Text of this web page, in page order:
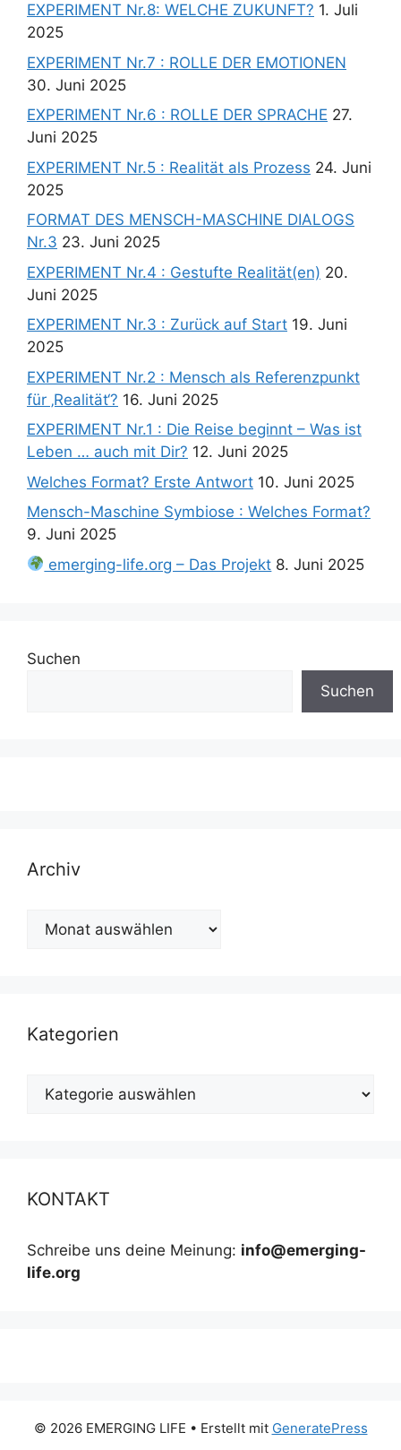
EXPERIMENT Nr.8: WELCHE ZUKUNFT? 1. Juli
2025
EXPERIMENT Nr.7 : ROLLE DER EMOTIONEN
30. Juni 2025
EXPERIMENT Nr.6 : ROLLE DER SPRACHE 27.
Juni 2025
EXPERIMENT Nr.5 : Realität als Prozess 24. Juni
2025
FORMAT DES MENSCH-MASCHINE DIALOGS
Nr.3 23. Juni 2025
EXPERIMENT Nr.4 : Gestufte Realität(en) 20.
Juni 2025
EXPERIMENT Nr.3 : Zurück auf Start 19. Juni
2025
EXPERIMENT Nr.2 : Mensch als Referenzpunkt
für ‚Realität‘? 16. Juni 2025
EXPERIMENT Nr.1 : Die Reise beginnt – Was ist
Leben … auch mit Dir? 12. Juni 2025
Welches Format? Erste Antwort 10. Juni 2025
Mensch-Maschine Symbiose : Welches Format?
9. Juni 2025
emerging-life.org – Das Projekt 8. Juni 2025
Suchen
Suchen
Archiv
Archiv
Kategorien
Kategorien
KONTAKT
Schreibe uns deine Meinung: info@emerging-
life.org
© 2026 EMERGING LIFE • Erstellt mit GeneratePress